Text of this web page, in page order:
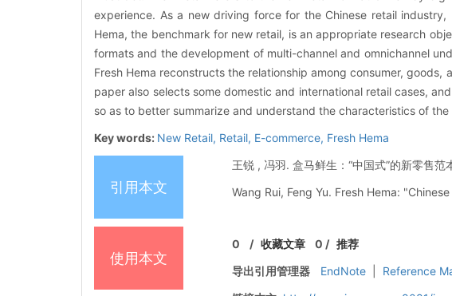
experience. As a new driving force for the Chinese retail
Hema, the benchmark for new retail, is an appropriate research
formats and the development of multi-channel and omnichannel
Fresh Hema reconstructs the relationship among consumer,
paper also selects some domestic and international retail cases,
so as to better summarize and understand the characteristics of
Key words: New Retail, Retail, E-commerce, Fresh Hema
引用本文
王锐 , 冯羽. 盒马鲜生：“中国式”的新零售
Wang Rui, Feng Yu. Fresh Hema:
使用本文
0 /收藏文章 0 / 推荐
导出引用管理器
EndNote Reference